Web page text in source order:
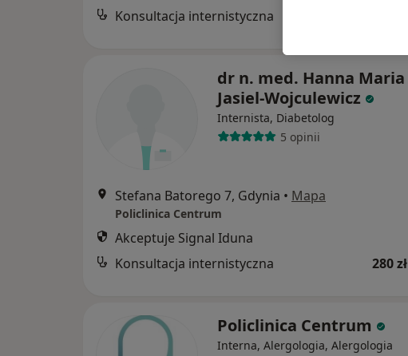
Konsultacja internistyczna
dr n. med. Hanna Maria
Jasiel-Wojculewicz
Internista, Diabetolog
5 opinii
Stefana Batorego 7, Gdynia • Mapa
Policlinica Centrum
Akceptuje Signal Iduna
Konsultacja internistyczna
280 zł
Policlinica Centrum
Interna, Alergologia, Alergologia